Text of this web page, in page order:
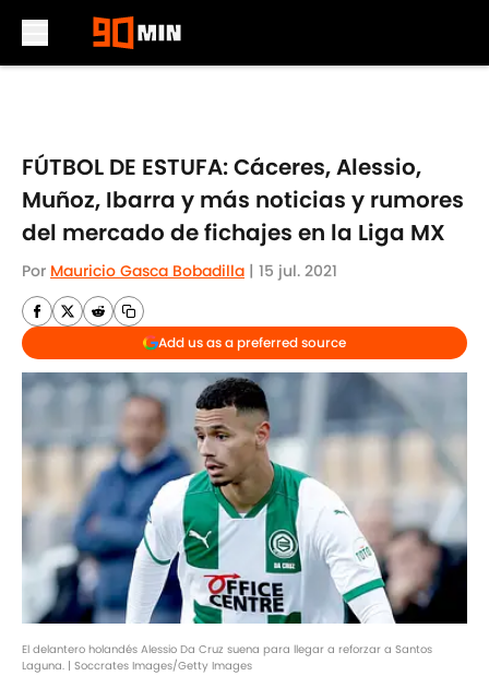
FÚTBOL DE ESTUFA: Cáceres, Alessio,
Muñoz, Ibarra y más noticias y rumores
del mercado de fichajes en la Liga MX
Por Mauricio Gasca Bobadilla | 15 jul. 2021
Add us as a preferred source
El delantero holandés Alessio Da Cruz suena para llegar a reforzar a Santos
Laguna. | Soccrates Images/Getty Images